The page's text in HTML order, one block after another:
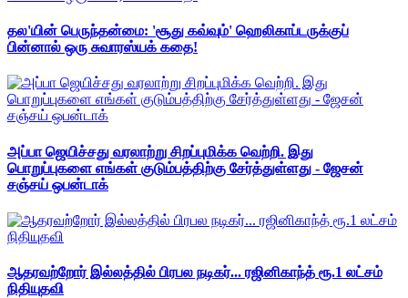
தல'யின் பெருந்தன்மை: 'சூது கவ்வும்' ஹெலிகாப்டருக்குப்
பின்னால் ஒரு சுவாரஸ்யக் கதை!
அப்பா ஜெயிச்சது வரலாற்று சிறப்புமிக்க வெற்றி. இது
பொறுப்புகளை எங்கள் குடும்பத்திற்கு சேர்த்துள்ளது - ஜேசன்
சஞ்சய் ஒபன்டாக்
ஆதரவற்றோர் இல்லத்தில் பிரபல நடிகர்... ரஜினிகாந்த் ரூ.1 லட்சம்
நிதியுதவி